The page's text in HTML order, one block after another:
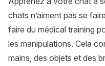
chats n’aiment pas se
faire du médical training
les manipulations. Cela
mains, des objets et des